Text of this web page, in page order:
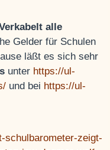
alle
Gelder für Schulen
läßt es sich sehr
unter https://ul-
und bei https://ul-
schulbarometer-zeigt-